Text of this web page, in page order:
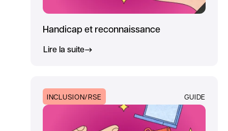
Handicap et reconnaissance
Lire la suite
INCLUSION/RSE GUIDE